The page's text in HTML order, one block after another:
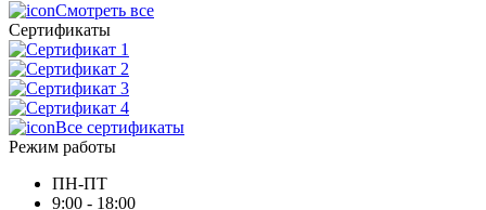
Смотреть все
Сертификаты
Все сертификаты
Режим работы
ПН-ПТ
9:00 - 18:00